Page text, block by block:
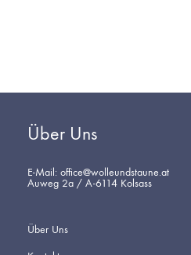
Über Uns
E-Mail: office@wolleundstaune.at
Auweg 2a / A-6114 Kolsass
Über Uns